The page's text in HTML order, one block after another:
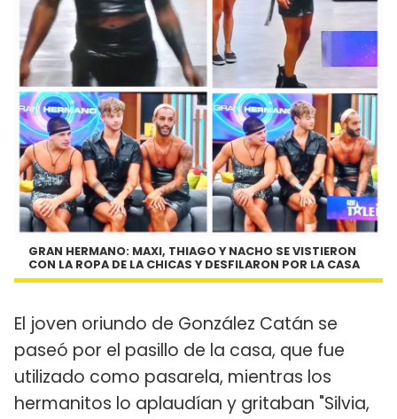
GRAN HERMANO: MAXI, THIAGO Y NACHO SE VISTIERON
CON LA ROPA DE LA CHICAS Y DESFILARON POR LA CASA
El joven oriundo de González Catán se
paseó por el pasillo de la casa, que fue
utilizado como pasarela, mientras los
hermanitos lo aplaudían y gritaban "Silvia,